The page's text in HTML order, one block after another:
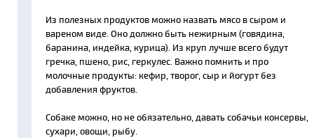
Из полезных продуктов можно назвать мясо в сыром и
вареном виде. Оно должно быть нежирным (говядина,
баранина, индейка, курица). Из круп лучше всего будут
гречка, пшено, рис, геркулес. Важно помнить и про
молочные продукты: кефир, творог, сыр и йогурт без
добавления фруктов.
Собаке можно, но не обязательно, давать собачьи консервы,
сухари, овощи, рыбу.